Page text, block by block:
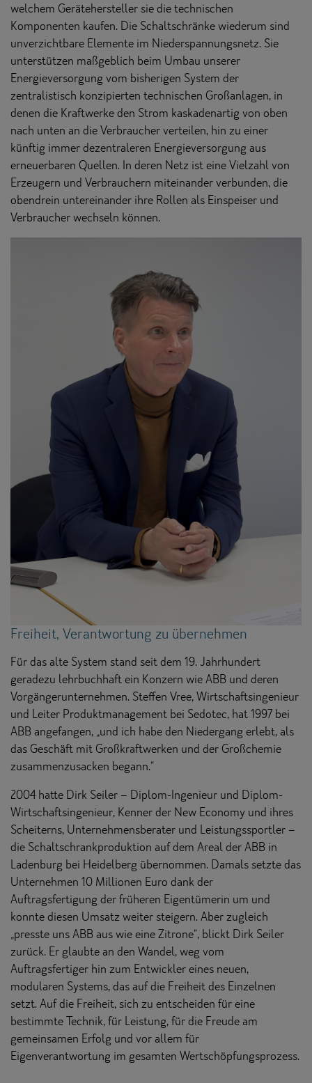
welchem Gerätehersteller sie die technischen
Komponenten kaufen. Die Schaltschränke wiederum sind
unverzichtbare Elemente im Niederspannungsnetz. Sie
unterstützen maßgeblich beim Umbau unserer
Energieversorgung vom bisherigen System der
zentralistisch konzipierten technischen Großanlagen, in
denen die Kraftwerke den Strom kaskadenartig von oben
nach unten an die Verbraucher verteilen, hin zu einer
künftig immer dezentraleren Energieversorgung aus
erneuerbaren Quellen. In deren Netz ist eine Vielzahl von
Erzeugern und Verbrauchern miteinander verbunden, die
obendrein untereinander ihre Rollen als Einspeiser und
Verbraucher wechseln können.
Freiheit, Verantwortung zu übernehmen
Für das alte System stand seit dem 19. Jahrhundert
geradezu lehrbuchhaft ein Konzern wie ABB und deren
Vorgängerunternehmen. Steffen Vree, Wirtschaftsingenieur
und Leiter Produktmanagement bei Sedotec, hat 1997 bei
ABB angefangen, „und ich habe den Niedergang erlebt, als
das Geschäft mit Großkraftwerken und der Großchemie
zusammenzusacken begann.“
2004 hatte Dirk Seiler – Diplom-Ingenieur und Diplom-
Wirtschaftsingenieur, Kenner der New Economy und ihres
Scheiterns, Unternehmensberater und Leistungssportler –
die Schaltschrankproduktion auf dem Areal der ABB in
Ladenburg bei Heidelberg übernommen. Damals setzte das
Unternehmen 10 Millionen Euro dank der
Auftragsfertigung der früheren Eigentümerin um und
konnte diesen Umsatz weiter steigern. Aber zugleich
„presste uns ABB aus wie eine Zitrone“, blickt Dirk Seiler
zurück. Er glaubte an den Wandel, weg vom
Auftragsfertiger hin zum Entwickler eines neuen,
modularen Systems, das auf die Freiheit des Einzelnen
setzt. Auf die Freiheit, sich zu entscheiden für eine
bestimmte Technik, für Leistung, für die Freude am
gemeinsamen Erfolg und vor allem für
Eigenverantwortung im gesamten Wertschöpfungsprozess.